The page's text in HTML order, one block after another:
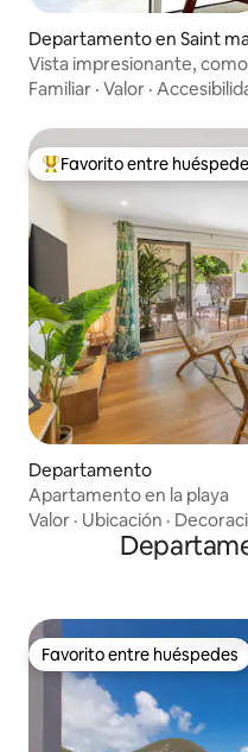
Departamento en Saint
Vista impresionante,
Familiar · Valor ·
De los mejores en Favorito
Favorito entre
Departamento
Apartamento en la playa
Valor · Ubicación ·
Favorito entre huéspedes
Favorito entre huéspedes